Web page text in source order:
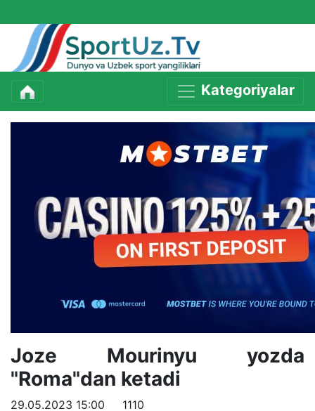
Kategoriyalar
Joze Mourinyu yozda
"Roma"dan ketadi
29.05.2023 15:00 1110